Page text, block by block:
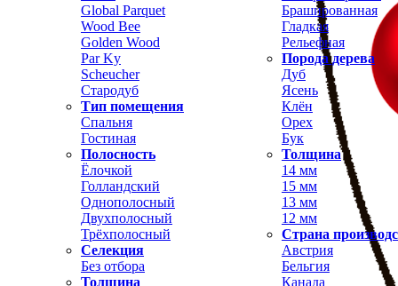
Global Parquet
Wood Bee
Golden Wood
Par Ky
Scheucher
Стародуб
Тип помещения
Спальня
Гостиная
Полосность
Ёлочкой
Голландский
Однополосный
Двухполосный
Трёхполосный
Селекция
Без отбора
Брашированная
Гладкая
Рельефная
Порода дерева
Дуб
Ясень
Клён
Орех
Бук
Толщина
14 мм
15 мм
13 мм
12 мм
Страна
Австрия
Бельгия
Толщина
Канада